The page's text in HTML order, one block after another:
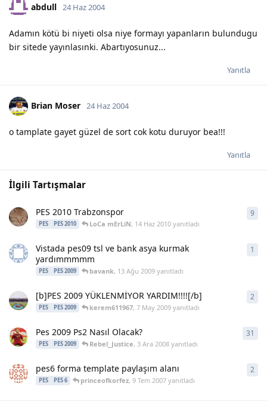
abdull 24 Haz 2004
Adamın kötü bi niyeti olsa niye formayı yapanların bulundugu
bir sitede yayınlasınki. Abartıyosunuz...
Yanıtla
Brian Moser 24 Haz 2004
o tamplate gayet güzel de sort cok kotu duruyor bea!!!
Yanıtla
İlgili Tartışmalar
PES 2010 Trabzonspor
PES PES 2010 LoCa mErLiN, 14 Haz 2010yanıtladı
9
Vistada pes09 tsl ve bank asya kurmak
yardımmmmm
PES PES 2009 bavank, 13 Ağu 2009yanıtladı
1
[b]PES 2009 YÜKLENMİYOR YARDIM!!!![/b]
PES PES 2009 kerem611967, 7 May 2009yanıtladı
2
Pes 2009 Ps2 Nasıl Olacak?
PES PES 2009 Rebel_Justice, 3 Ara 2008yanıtladı
31
pes6 forma template paylaşım alanı
PES PES 6 princeofkorfez, 9 Tem 2007yanıtladı
2